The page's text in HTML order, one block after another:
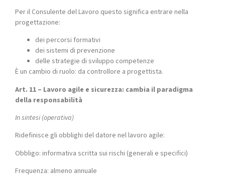
Per il Consulente del Lavoro questo significa entrare nella
progettazione:
dei percorsi formativi
dei sistemi di prevenzione
delle strategie di sviluppo competenze
È un cambio di ruolo: da controllore a progettista.
Art. 11 – Lavoro agile e sicurezza: cambia il paradigma
della responsabilità
In sintesi (operativa)
Ridefinisce gli obblighi del datore nel lavoro agile:
Obbligo: informativa scritta sui rischi (generali e specifici)
Frequenza: almeno annuale